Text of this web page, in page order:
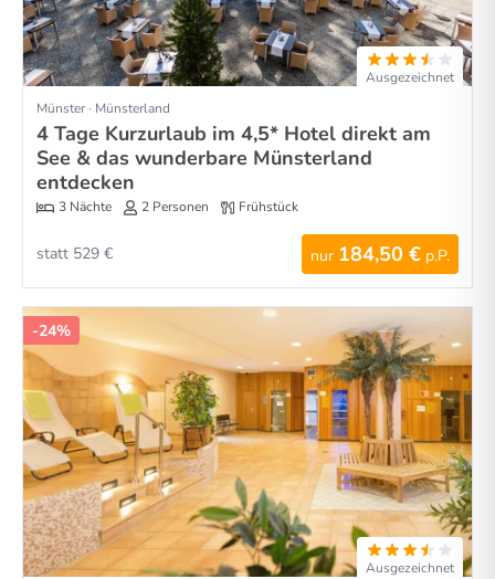
Ausgezeichnet
Münster · Münsterland
4 Tage Kurzurlaub im 4,5* Hotel direkt am
See & das wunderbare Münsterland
entdecken
3 Nächte 2 Personen Frühstück
nur 184,50 € p.P.
statt 529 €
-24%
Ausgezeichnet